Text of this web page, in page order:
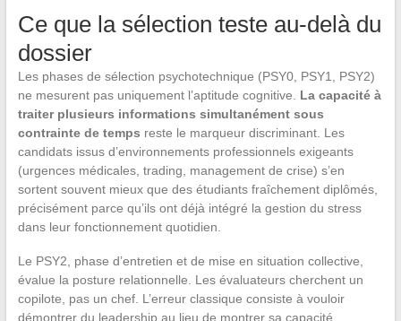
Ce que la sélection teste au-delà du
dossier
Les phases de sélection psychotechnique (PSY0, PSY1, PSY2)
ne mesurent pas uniquement l’aptitude cognitive. La capacité à
traiter plusieurs informations simultanément sous
contrainte de temps reste le marqueur discriminant. Les
candidats issus d’environnements professionnels exigeants
(urgences médicales, trading, management de crise) s’en
sortent souvent mieux que des étudiants fraîchement diplômés,
précisément parce qu’ils ont déjà intégré la gestion du stress
dans leur fonctionnement quotidien.
Le PSY2, phase d’entretien et de mise en situation collective,
évalue la posture relationnelle. Les évaluateurs cherchent un
copilote, pas un chef. L’erreur classique consiste à vouloir
démontrer du leadership au lieu de montrer sa capacité